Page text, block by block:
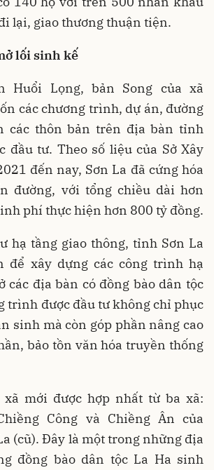
lại, giao thương thuận tiện.
lối sinh kế
Huổi Lọng, bản Song của xã
các chương trình, dự án, đường
các thôn bản trên địa bàn tỉnh
đầu tư. Theo số liệu của Sở Xây
đến nay, Sơn La đã cứng hóa
đường, với tổng chiều dài hơn
phí thực hiện hơn 800 tỷ đồng.
hạ tầng giao thông, tỉnh Sơn La
để xây dựng các công trình hạ
các địa bàn có đồng bào dân tộc
trình được đầu tư không chỉ phục
sinh mà còn góp phần nâng cao
bảo tồn văn hóa truyền thống
xã mới được hợp nhất từ ba xã:
Công và Chiềng Ân của
(cũ). Đây là một trong những địa
đồng bào dân tộc La Ha sinh